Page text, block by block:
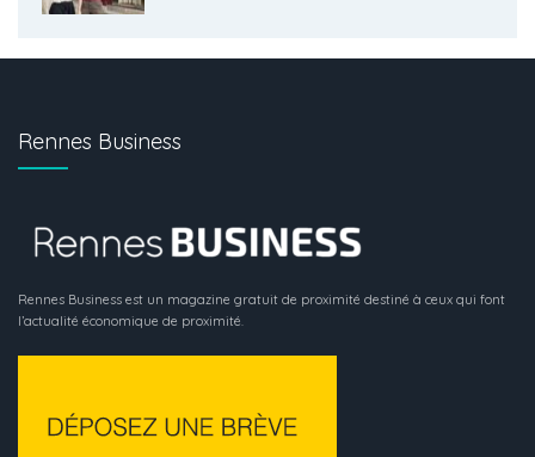
Rennes Business
Rennes Business est un magazine gratuit de proximité destiné à ceux qui font
l’actualité économique de proximité.